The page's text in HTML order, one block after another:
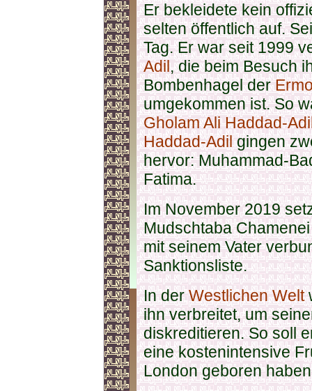
Er bekleidete kein
selten öffentlich auf.
Tag. Er war seit 1999
Adil, die beim Besuch
Bombenhagel der
umgekommen ist. So
Gholam Ali Haddad-
Haddad-Adilgingen
hervor: Muhammad-
Fatima.
Im November 2019
MudschtabaChamenei
mit seinem Vater
Sanktionsliste.
In derWestlichen Welt
ihn verbreitet, um
diskreditieren. So soll
eine kostenintensive
London geboren